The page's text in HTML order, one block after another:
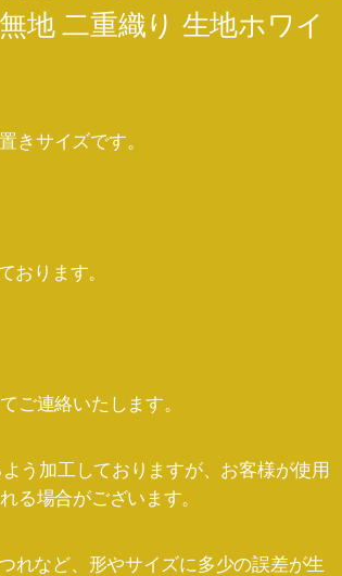
地 二重織り 生地ホワイ
きサイズです。
おります。
ご連絡いたします。
う加工しておりますが、お客様が使用
る場合がございます。
れなど、形やサイズに多少の誤差が生